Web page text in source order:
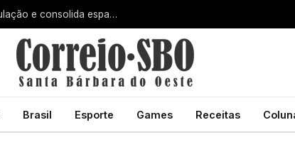
Com André do Prado, Felipe Sanches amplia articulação e consolida espaço na direita paulista
Brasil Esporte Games Receitas